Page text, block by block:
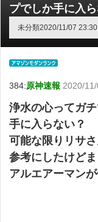
プでしか手に入ら
未分類2020/11/07 23:30
384:原神速報 2020/
浄水の心ってガ
手に入らない？
可能な限りリサ
参考にしたけど
アルエアーマン